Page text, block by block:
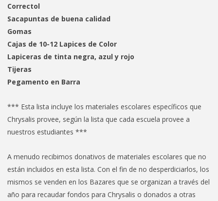
Correctol
Sacapuntas de buena calidad
Gomas
Cajas de 10-12 Lapices de Color
Lapiceras de tinta negra, azul y rojo
Tijeras
Pegamento en Barra
*** Esta lista incluye los materiales escolares específicos que
Chrysalis provee, según la lista que cada escuela provee a
nuestros estudiantes ***
A menudo recibimos donativos de materiales escolares que no
están incluidos en esta lista. Con el fin de no desperdiciarlos, los
mismos se venden en los Bazares que se organizan a través del
año para recaudar fondos para Chrysalis o donados a otras